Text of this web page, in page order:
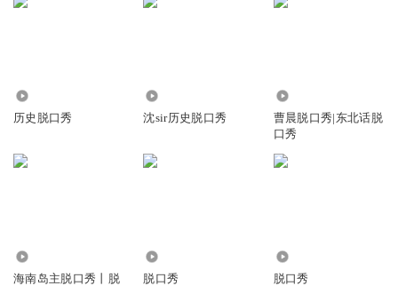
乌鸦反哺；枭：夜猫子进宅，无事不来；吃谁的饭，砸谁的
锅，住谁的房，倒谁的窝！哈哈哈，古人幽默
历史脱口秀 沈sir历史脱口秀
曹晨脱口秀|东北话脱
口秀
海南岛主脱口秀丨脱
脱口秀 脱口秀